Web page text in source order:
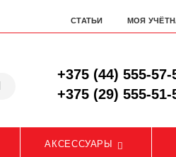
СТАТЬИ МОЯ
+375 (44) 555-57-
+375 (29) 555-51-
АКСЕССУАРЫ